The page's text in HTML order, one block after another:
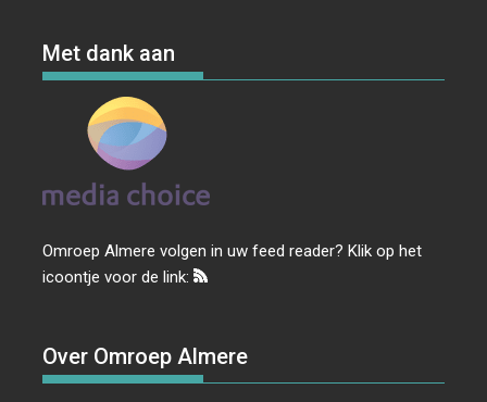
Met dank aan
Omroep Almere volgen in uw feed reader? Klik op het
icoontje voor de link:
Over Omroep Almere